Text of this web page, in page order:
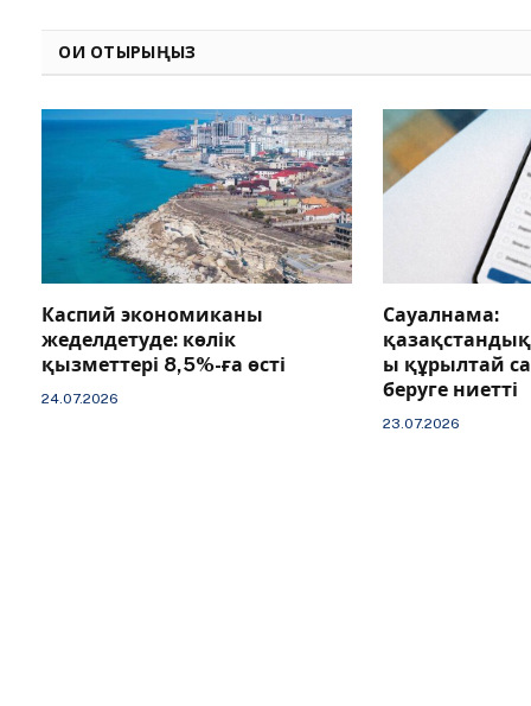
ОҚИ ОТЫРЫҢЫЗ
Каспий экономиканы
жеделдетуде: көлік
қызметтері 8,5%-ға өсті
24.07.2026
Сауалнама:
ы құрылтай
беруге ниетті
23.07.2026